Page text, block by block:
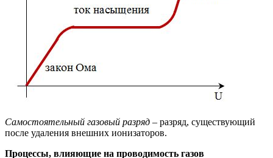
Самостоятельный газовый разряд – разряд, существующий
после удаления внешних ионизаторов.
Процессы, влияющие на проводимость газов